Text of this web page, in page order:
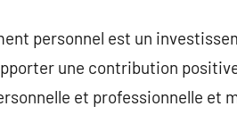
personnel est un
une contribution
et professionnelle et